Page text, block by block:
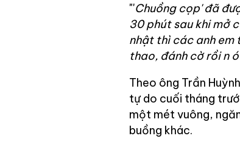
"'Chuồng cọp' đã
30 phút sau khi mở
nhật thì các anh em
thao, đánh cờ rồi n ó
Theo ông Trần
tự do cuối tháng
một mét vuông,
buồng khác.